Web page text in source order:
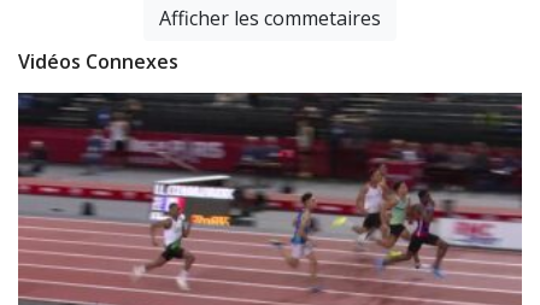
Afficher les commetaires
Vidéos Connexes